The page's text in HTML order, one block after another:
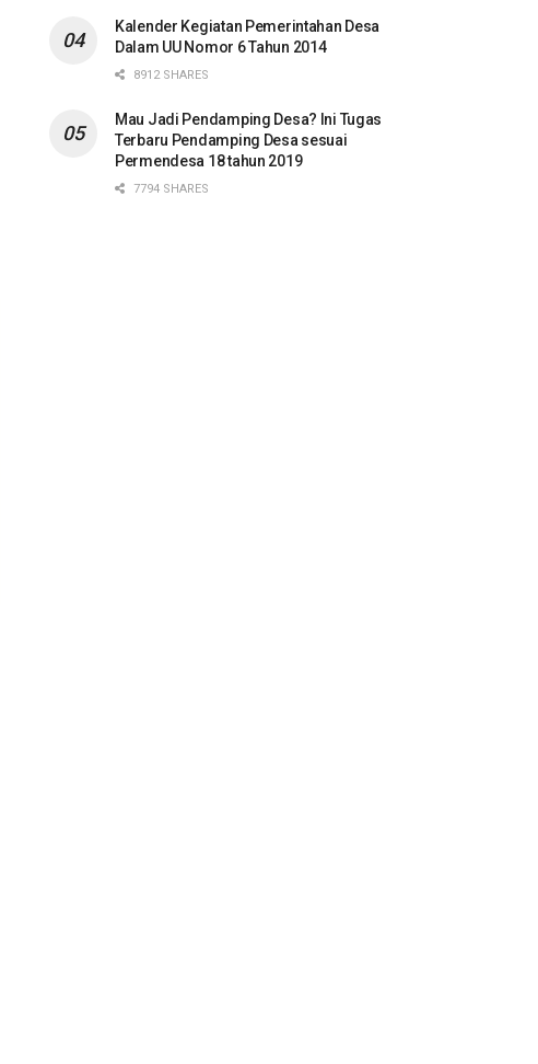
Kalender Kegiatan Pemerintahan Desa
Dalam UU Nomor 6 Tahun 2014
8912 SHARES
Mau Jadi Pendamping Desa? Ini Tugas
Terbaru Pendamping Desa sesuai
Permendesa 18 tahun 2019
7794 SHARES